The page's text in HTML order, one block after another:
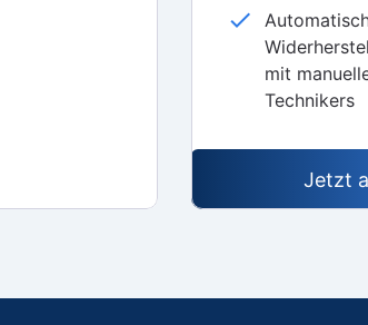
check
mit
Technikers
Jetzt